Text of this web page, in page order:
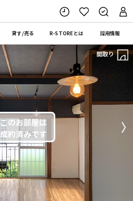
貸す/売る R-STOREとは 採用情報
〉
間取り